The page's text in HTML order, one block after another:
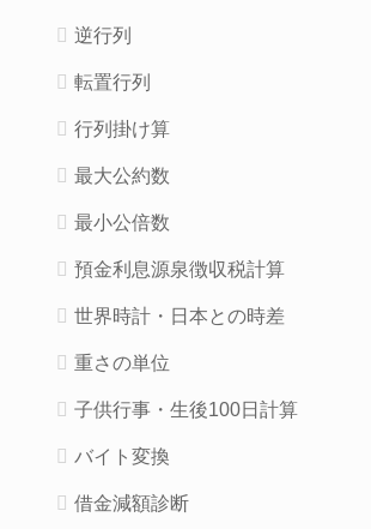
逆行列
転置行列
行列掛け算
最大公約数
最小公倍数
預金利息源泉徴収税計算
世界時計・日本との時差
重さの単位
子供行事・生後100日計算
バイト変換
借金減額診断